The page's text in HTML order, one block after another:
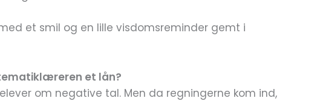
et smil og en lille visdomsreminder gemt i
et lån?
om negative tal. Men da regningerne kom ind,